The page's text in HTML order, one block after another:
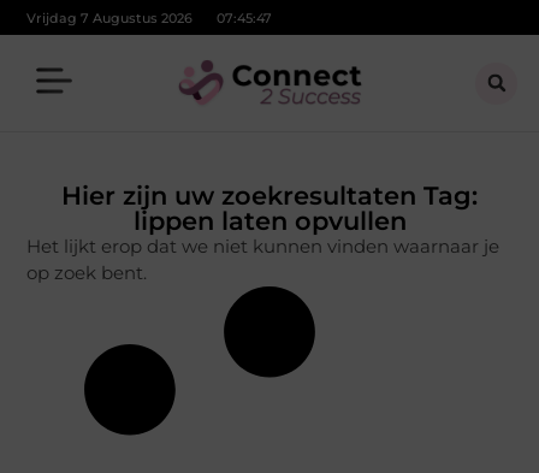
Vrijdag 7 Augustus 2026 07:45:47
Hier zijn uw zoekresultaten Tag:
lippen laten opvullen
Het lijkt erop dat we niet kunnen vinden waarnaar je
op zoek bent.